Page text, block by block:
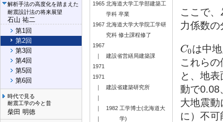
解析手法の高度化を踏まえた
耐震設計法の将来展望
石山 祐二
第1回
第2回
第3回
第4回
第5回
第6回
時代で見る
耐震工学の今と昔
柴田 明徳
1965 北海道大学工学部建築工
学科 卒業
1967 北海道大学大学院工学研
究科 修士課程修了
1967
｜
1971
建設省営繕局建築課
1971
｜
｜
｜
｜
建設省建築研究所
1982 工学博士(北海道大
学)
ここで、
力係数の
C0
C0 は中
これら
と、地
動で0.08
大地震
に）不